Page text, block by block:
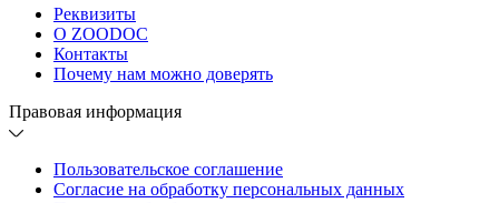
Реквизиты
О ZOODOC
Контакты
Почему нам можно доверять
Правовая информация
Пользовательское соглашение
Согласие на обработку персональных данных